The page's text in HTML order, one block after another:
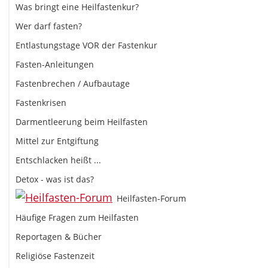
Was bringt eine Heilfastenkur?
Wer darf fasten?
Entlastungstage VOR der Fastenkur
Fasten-Anleitungen
Fastenbrechen / Aufbautage
Fastenkrisen
Darmentleerung beim Heilfasten
Mittel zur Entgiftung
Entschlacken heißt ...
Detox - was ist das?
Heilfasten-Forum
Häufige Fragen zum Heilfasten
Reportagen & Bücher
Religiöse Fastenzeit